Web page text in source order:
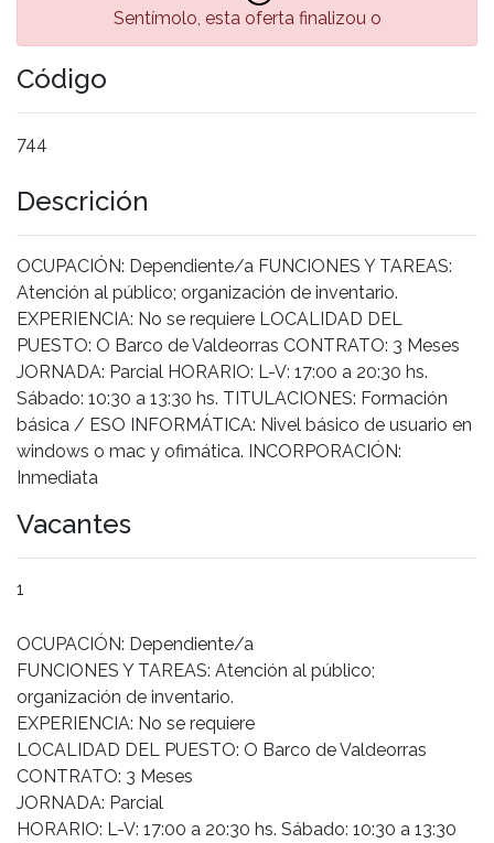
Sentímolo, esta oferta finalizou o
Código
744
Descrición
OCUPACIÓN: Dependiente/a FUNCIONES Y TAREAS:
Atención al público; organización de inventario.
EXPERIENCIA: No se requiere LOCALIDAD DEL
PUESTO: O Barco de Valdeorras CONTRATO: 3 Meses
JORNADA: Parcial HORARIO: L-V: 17:00 a 20:30 hs.
Sábado: 10:30 a 13:30 hs. TITULACIONES: Formación
básica / ESO INFORMÁTICA: Nivel básico de usuario en
windows o mac y ofimática. INCORPORACIÓN:
Inmediata
Vacantes
1
OCUPACIÓN: Dependiente/a
FUNCIONES Y TAREAS: Atención al público;
organización de inventario.
EXPERIENCIA: No se requiere
LOCALIDAD DEL PUESTO: O Barco de Valdeorras
CONTRATO: 3 Meses
JORNADA: Parcial
HORARIO: L-V: 17:00 a 20:30 hs. Sábado: 10:30 a 13:30